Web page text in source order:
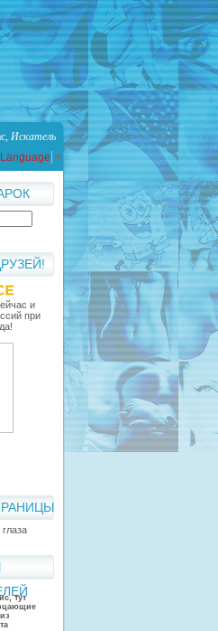
, Искатель
▼
и
при
тут